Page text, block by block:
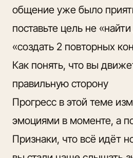
общение уже было
поставьте цель не
«создать 2 повторных
Как понять, что вы
правильную сторону
Прогресс в этой теме
эмоциями в моменте, а
Признаки, что всё идёт